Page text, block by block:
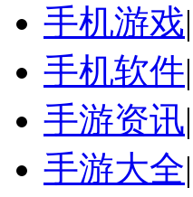
手机游戏|
手机软件|
手游资讯|
手游大全|